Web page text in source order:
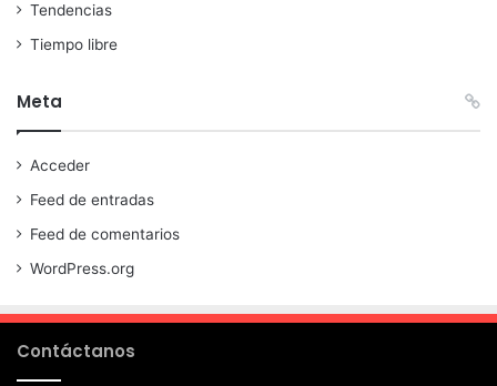
Tendencias
Tiempo libre
Meta
Acceder
Feed de entradas
Feed de comentarios
WordPress.org
Contáctanos